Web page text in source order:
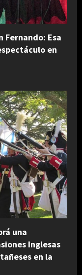
Fernando: Esa
en
una
Inglesas
en la